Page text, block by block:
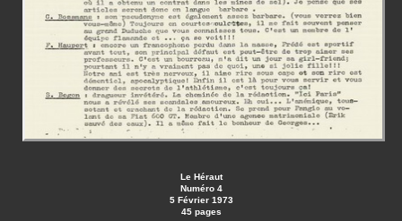
Le Héraut
Numéro 4
5 Février 1973
45 pages